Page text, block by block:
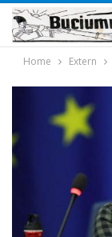
Home Extern